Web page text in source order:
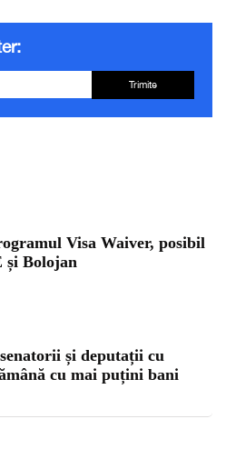
Trimite
Visa Waiver, posibil
și Bolojan
și deputații cu
cu mai puțini bani